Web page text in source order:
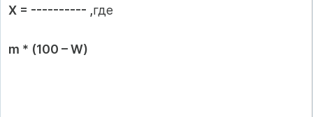
Х = ---------- ,где
m * (100 – W)